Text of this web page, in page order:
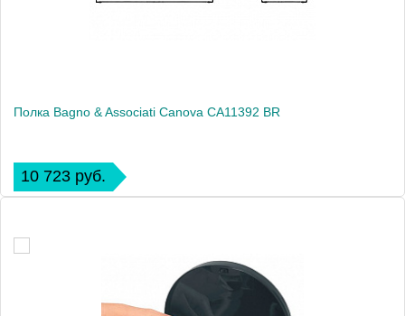
Полка Bagno & Associati Canova CA11392 BR
10 723 руб.